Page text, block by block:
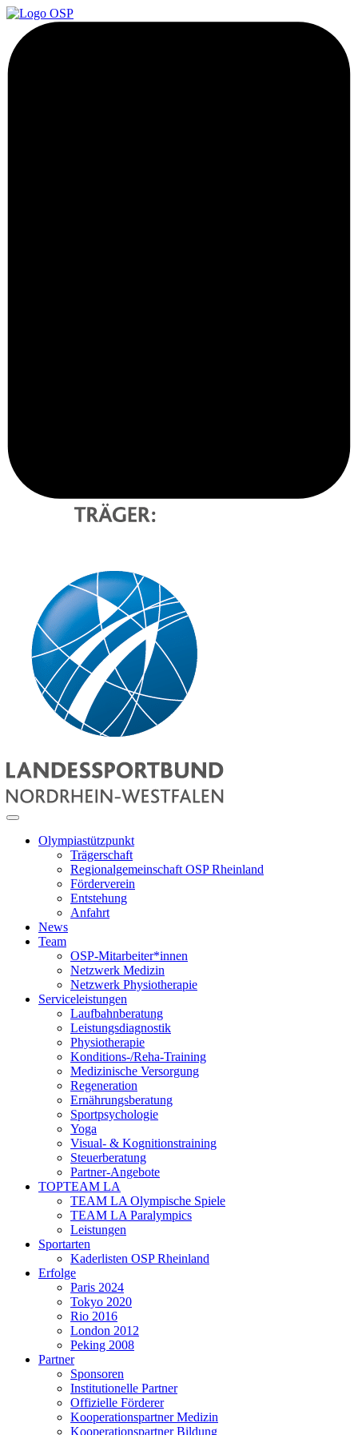
Olympiastützpunkt
Trägerschaft
Regionalgemeinschaft OSP Rheinland
Förderverein
Entstehung
Anfahrt
News
Team
OSP-Mitarbeiter*innen
Netzwerk Medizin
Netzwerk Physiotherapie
Serviceleistungen
Laufbahnberatung
Leistungsdiagnostik
Physiotherapie
Konditions-/Reha-Training
Medizinische Versorgung
Regeneration
Ernährungsberatung
Sportpsychologie
Yoga
Visual- & Kognitionstraining
Steuerberatung
Partner-Angebote
TOPTEAM LA
TEAM LA Olympische Spiele
TEAM LA Paralympics
Leistungen
Sportarten
Kaderlisten OSP Rheinland
Erfolge
Paris 2024
Tokyo 2020
Rio 2016
London 2012
Peking 2008
Partner
Sponsoren
Institutionelle Partner
Offizielle Förderer
Kooperationspartner Medizin
Kooperationspartner Bildung